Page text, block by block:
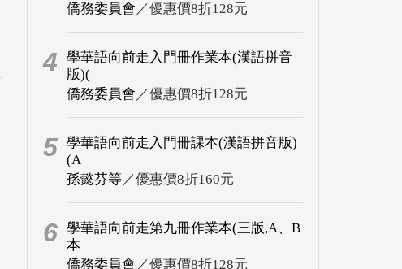
僑務委員會 ／優惠價8折128元
4
學華語向前走入門冊作業本(漢語拼音
版)(
僑務委員會 ／優惠價8折128元
5 學華語向前走入門冊課本(漢語拼音版)
(A
孫懿芬等／優惠價8折160元
6 學華語向前走第九冊作業本(三版,A、B
本
僑務委員會 ／優惠價8折128元